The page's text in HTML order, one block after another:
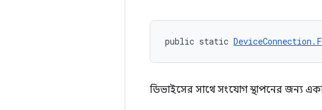
public static
ডিভাইসের সাথে সংযোগ স্থাপনের জন্য